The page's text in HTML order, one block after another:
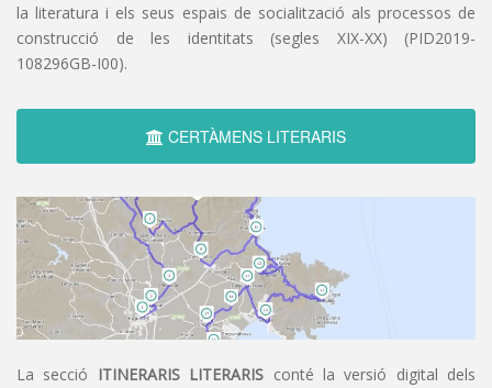
la literatura i els seus espais de socialització als processos de
construcció de les identitats (segles XIX-XX) (PID2019-
108296GB-I00).
CERTÀMENS LITERARIS
La secció ITINERARIS LITERARIS conté la versió digital dels